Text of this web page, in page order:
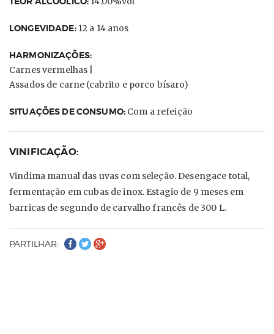
LONGEVIDADE: 12 a 14 anos
HARMONIZAÇÕES:
Carnes vermelhas |
Assados de carne (cabrito e porco bísaro)
SITUAÇÕES DE CONSUMO: Com a refeição
VINIFICAÇÃO:
Vindima manual das uvas com seleção. Desengace total,
fermentação em cubas de inox. Estagio de 9 meses em
barricas de segundo de carvalho francês de 300 L.
PARTILHAR: